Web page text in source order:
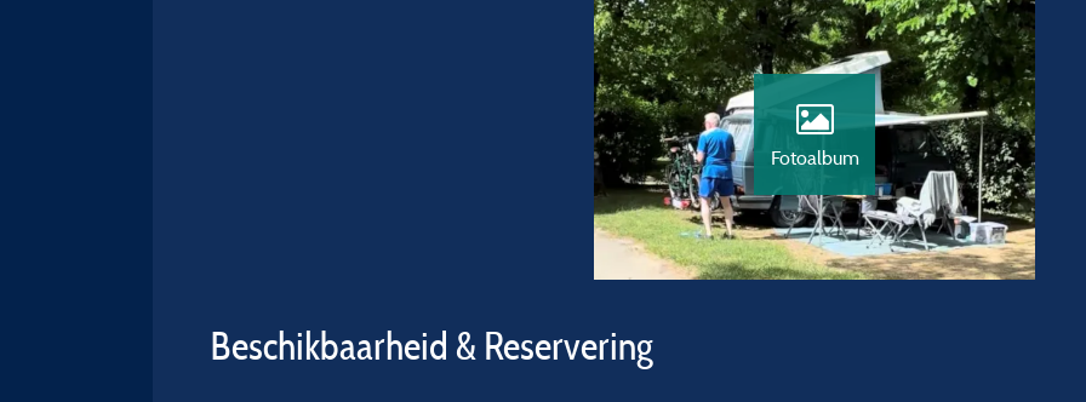
Fotoalbum
Beschikbaarheid & Reservering